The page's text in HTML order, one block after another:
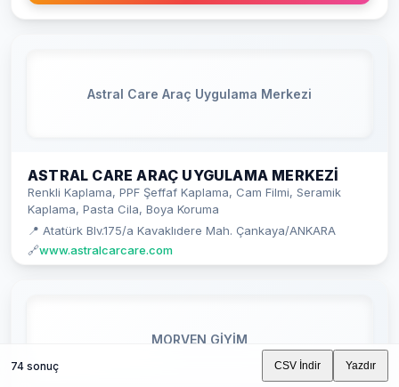
Astral Care Araç Uygulama Merkezi
ASTRAL CARE ARAÇ UYGULAMA MERKEZI
Renkli Kaplama, PPF Şeffaf Kaplama, Cam Filmi, Seramik
Kaplama, Pasta Cila, Boya Koruma
📍 Atatürk Blv.175/a Kavaklıdere Mah. Çankaya/ANKARA
🔗www.astralcarcare.com
MORVEN GİYİM
74 sonuç CSV İndir Yazdır